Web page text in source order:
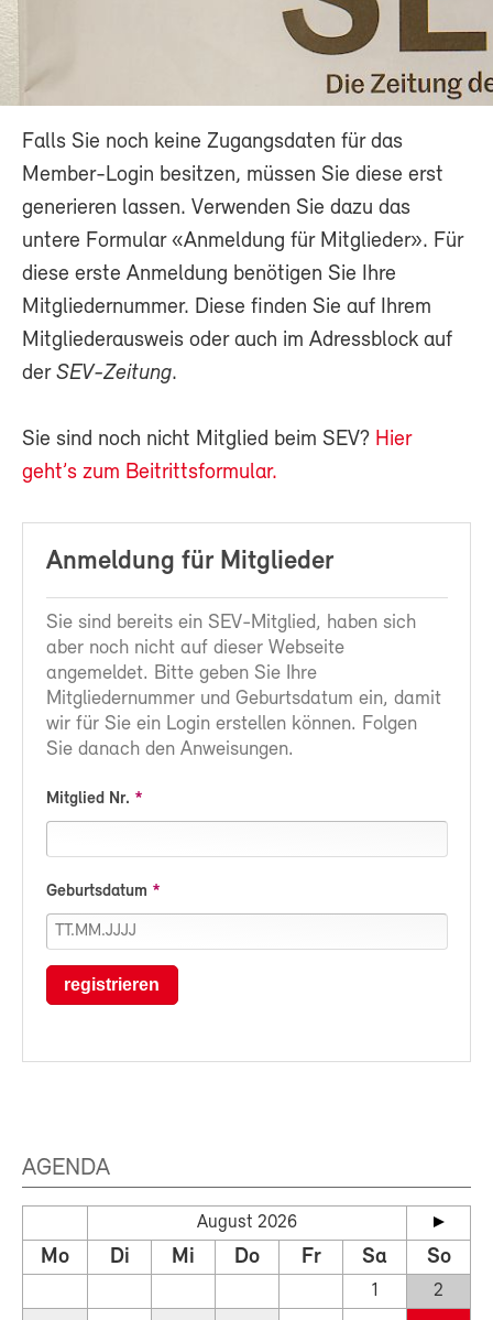
Falls Sie noch keine Zugangsdaten für das
Member-Login besitzen, müssen Sie diese erst
generieren lassen. Verwenden Sie dazu das
untere Formular «Anmeldung für Mitglieder». Für
diese erste Anmeldung benötigen Sie Ihre
Mitgliedernummer. Diese finden Sie auf Ihrem
Mitgliederausweis oder auch im Adressblock auf
der SEV-Zeitung.
Sie sind noch nicht Mitglied beim SEV? Hier
geht’s zum Beitrittsformular.
Anmeldung für Mitglieder
Sie sind bereits ein SEV-Mitglied, haben sich
aber noch nicht auf dieser Webseite
angemeldet. Bitte geben Sie Ihre
Mitgliedernummer und Geburtsdatum ein, damit
wir für Sie ein Login erstellen können. Folgen
Sie danach den Anweisungen.
Mitglied Nr.
Geburtsdatum
registrieren
AGENDA
August 2026
Mo Di Mi Do Fr Sa So
1
2